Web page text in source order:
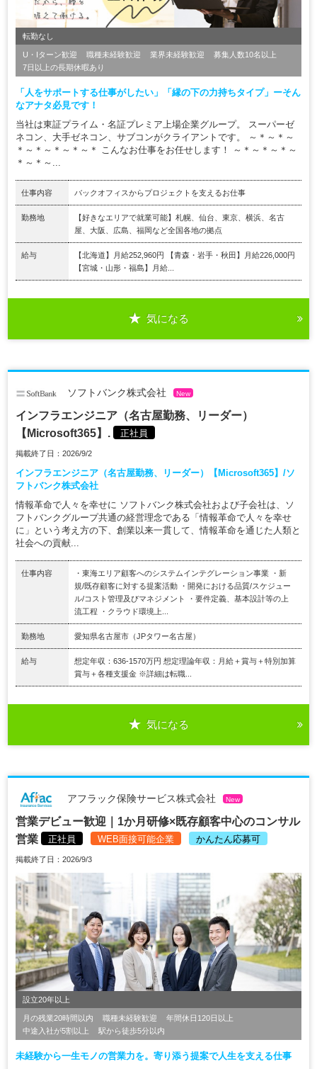
転勤なし
U・Iターン歓迎 職種未経験歓迎 業界未経験歓迎
募集人数10名以上
7日以上の長期休暇あり
「人をサポートする仕事がしたい」「縁の下の力持ちタイプ」ーそん
なアナタ必見です！
当社は東証プライム・名証プレミア上場企業グループ。 スーパーゼ
ネコン、大手ゼネコン、サブコンがクライアントです。 ～＊～＊～
＊～＊～＊～＊～＊ こんなお仕事をお任せします！ ～＊～＊～＊～
＊～＊～...
仕事内容 バックオフィスからプロジェクトを支えるお仕事
勤務地
【好きなエリアで就業可能】札幌、仙台、東京、横浜、名古
屋、大阪、広島、福岡など全国各地の拠点
給与
【北海道】月給252,960円 【青森・岩手・秋田】月給226,000円
【宮城・山形・福島】月給...
気になる
ソフトバンク株式会社 New
インフラエンジニア（名古屋勤務、リーダー）
【Microsoft365】.
正社員
掲載終了日：2026/9/2
インフラエンジニア（名古屋勤務、リーダー）【Microsoft365】/ソ
フトバンク株式会社
情報革命で人々を幸せに ソフトバンク株式会社および子会社は、ソ
フトバンクグループ共通の経営理念である「情報革命で人々を幸せ
に」という考え方の下、創業以来一貫して、情報革命を通じた人類と
社会への貢献...
仕事内容
・東海エリア顧客へのシステムインテグレーション事業 ・新
規/既存顧客に対する提案活動 ・開発における品質/スケジュー
ル/コスト管理及びマネジメント ・要件定義、基本設計等の上
流工程 ・クラウド環境上...
勤務地 愛知県名古屋市（JPタワー名古屋）
給与
想定年収：636-1570万円 想定理論年収：月給＋賞与＋特別加算
賞与＋各種支援金 ※詳細は転職...
気になる
アフラック保険サービス株式会社 New
営業デビュー歓迎｜1か月研修×既存顧客中心のコンサル
営業
正社員 WEB面接可能企業 かんたん応募可
掲載終了日：2026/9/3
設立20年以上
月の残業20時間以内 職種未経験歓迎
年間休日120日以上
中途入社が5割以上
駅から徒歩5分以内
未経験から一生モノの営業力を。寄り添う提案で人生を支える仕事